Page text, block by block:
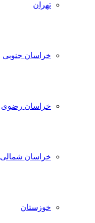
تهران
خراسان جنوبی
خراسان رضوی
خراسان شمالی
خوزستان